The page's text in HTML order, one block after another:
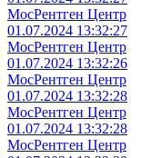
МосРентген Центр
01.07.2024 13:32:27
МосРентген Центр
01.07.2024 13:32:26
МосРентген Центр
01.07.2024 13:32:28
МосРентген Центр
01.07.2024 13:32:28
МосРентген Центр